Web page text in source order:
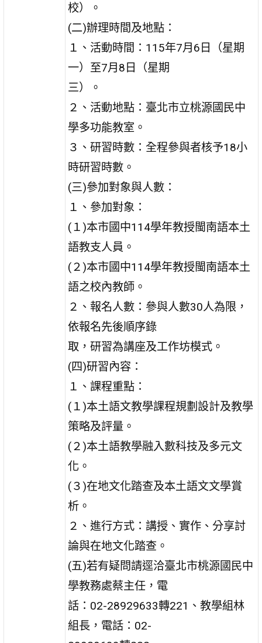
校）。
(二)辦理時間及地點：
１、活動時間：115年7月6日（星期
一）至7月8日（星期
三）。
２、活動地點：臺北市立桃源國民中
學多功能教室。
３、研習時數：全程參與者核予18小
時研習時數。
(三)參加對象與人數：
１、參加對象：
(１)本市國中114學年教授閩南語本土
語教支人員。
(２)本市國中114學年教授閩南語本土
語之校內教師。
２、報名人數：參與人數30人為限，
依報名先後順序錄
取，研習為講座及工作坊模式。
(四)研習內容：
１、課程重點：
(１)本土語文教學課程規劃設計及教學
策略及評量。
(２)本土語教學融入數科技及多元文
化。
(３)在地文化踏查及本土語文文學賞
析。
２、進行方式：講授、實作、分享討
論與在地文化踏查。
(五)若有疑問請逕洽臺北市桃源國民中
學教務處蔡主任，電
話：02-28929633轉221、教學組林
組長，電話：02-